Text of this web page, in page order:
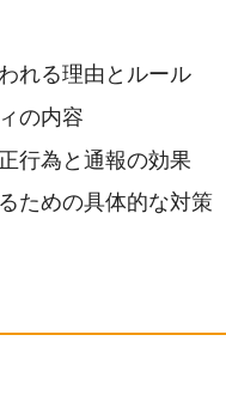
れる理由とルール
の内容
行為と通報の効果
ための具体的な対策